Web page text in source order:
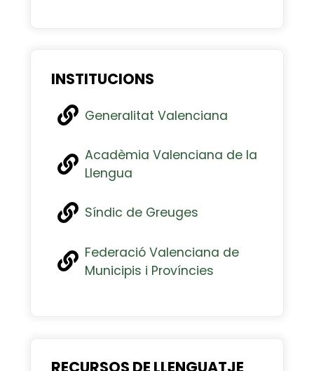
INSTITUCIONS
Generalitat Valenciana
Acadèmia Valenciana de la
Llengua
Síndic de Greuges
Federació Valenciana de
Municipis i Províncies